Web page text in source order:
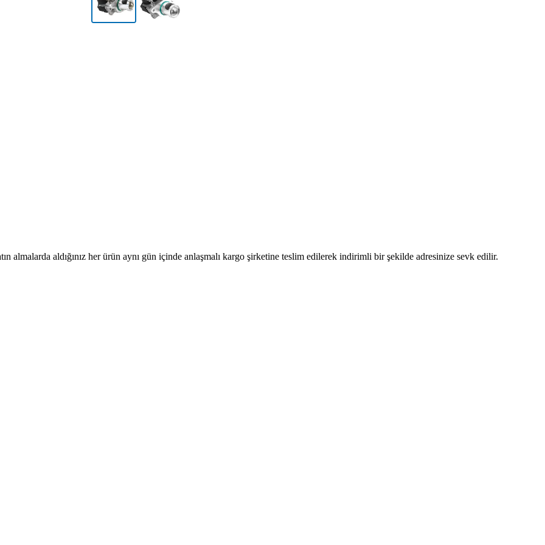
almalarda aldığınız her ürün aynı gün içinde anlaşmalı kargo şirketine teslim edilerek indirimli bir şekilde adresinize sevk edilir.